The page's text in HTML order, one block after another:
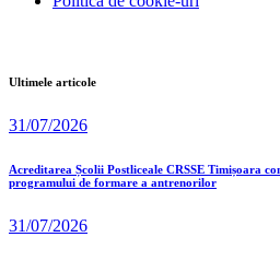
Ultimele articole
31/07/2026
Acreditarea Școlii Postliceale CRSSE Timișoara
programului de formare a antrenorilor
31/07/2026